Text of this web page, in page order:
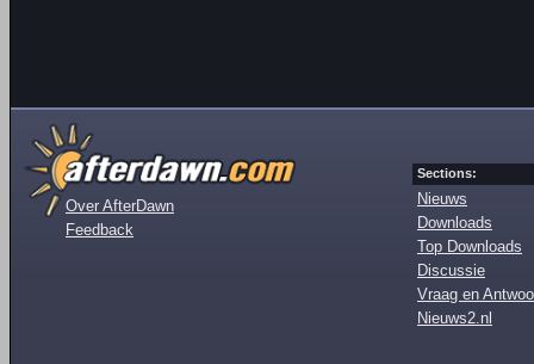
Over AfterDawn
Feedback
Sections:
Nieuws
Downloads
Top Downloads
Discussie
Vraag en
Nieuws2.nl